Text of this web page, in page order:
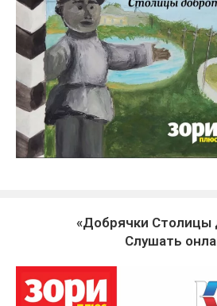
«Добрячки Столицы
Слушать